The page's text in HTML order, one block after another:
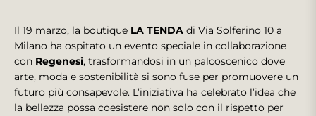
Il 19 marzo, la boutique LA TENDA di Via Solferino 10 a
Milano ha ospitato un evento speciale in collaborazione
con Regenesi, trasformandosi in un palcoscenico dove
arte, moda e sostenibilità si sono fuse per promuovere un
futuro più consapevole. L’iniziativa ha celebrato l’idea che
la bellezza possa coesistere non solo con il rispetto per